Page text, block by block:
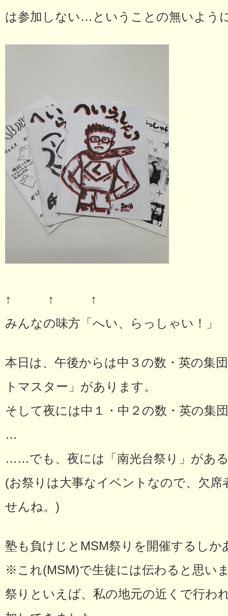
は参加しない…ということの無いよう
↑ ↑ ↑
みんなの味方「へい、らっしゃい！」
本日は、午後からは中３の数・英の集
トマスター」があります。
そして夜には中１・中２の数・英の集
…
……でも、夜には「南光台祭り」があ
(お祭りは大事なイベントなので、欠
せんね。)
塾も負けじとMSM祭りを開催するしか
※これ(MSM)で生徒には伝わると思い
祭りといえば、私の地元の近くで行わ